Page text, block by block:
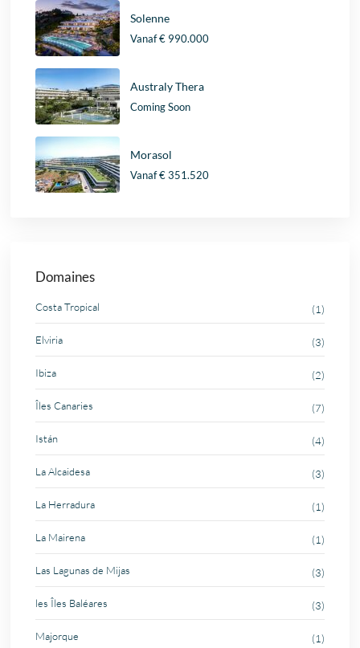
Solenne
Vanaf€ 990.000
Australy Thera
Coming Soon
Morasol
Vanaf€ 351.520
Domaines
Costa Tropical (1)
Elviria (3)
Ibiza (2)
Îles Canaries (7)
Istán (4)
La Alcaidesa (3)
La Herradura (1)
La Mairena (1)
Las Lagunas de Mijas (3)
les Îles Baléares (3)
Majorque (1)